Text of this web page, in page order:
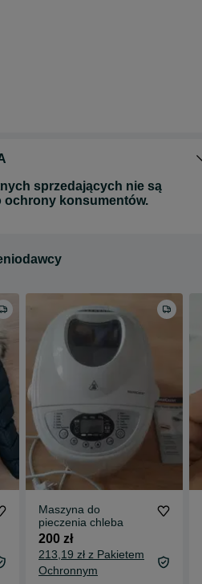
sprzedających nie są
ochrony konsumentów.
Maszyna do
pieczenia chleba
200 zł
213,19 zł z Pakietem
Ochronnym